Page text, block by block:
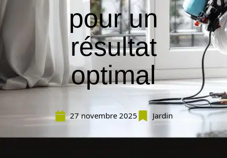
pour un
résultat
optimal
27 novembre 2025 Jardin